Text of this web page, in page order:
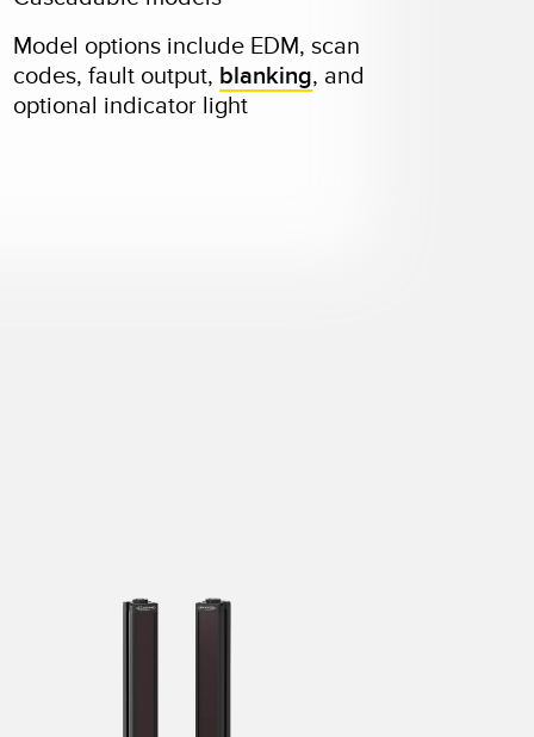
Model options include EDM, scan
codes, fault output, blanking, and
optional indicator light